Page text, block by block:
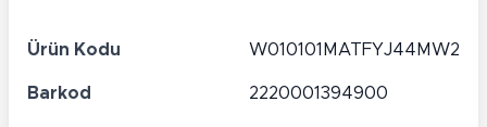
Ürün Kodu W010101MATFYJ44MW2
Barkod 2220001394900